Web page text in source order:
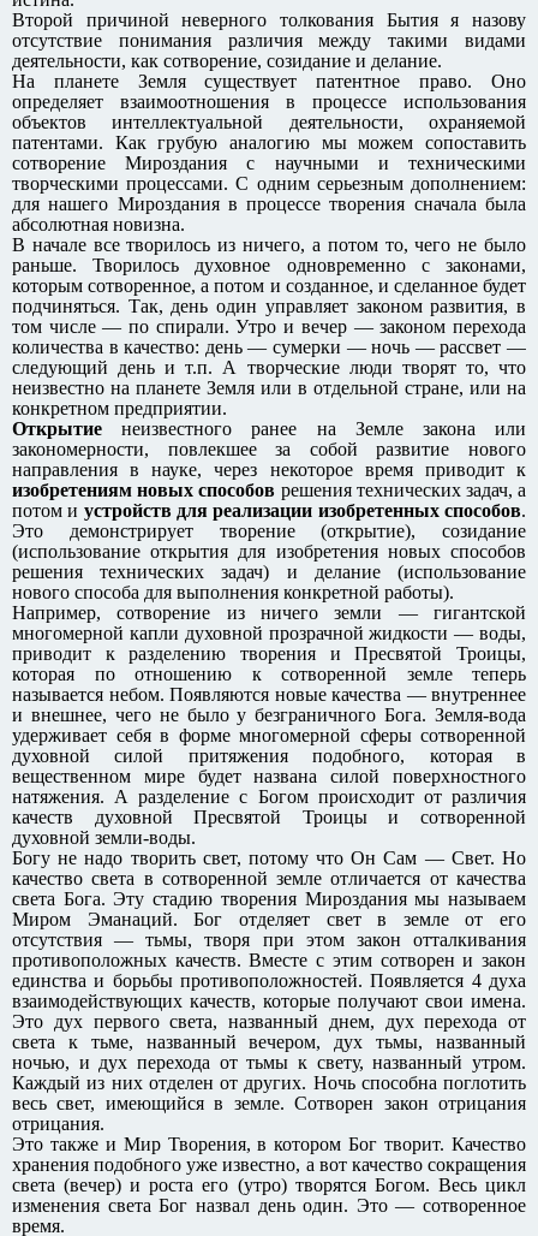
Второй причиной неверного толкования Бытия я назову
отсутствие понимания различия между такими видами
деятельности, как сотворение, созидание и делание.
На планете Земля существует патентное право. Оно
определяет взаимоотношения в процессе использования
объектов интеллектуальной деятельности, охраняемой
патентами. Как грубую аналогию мы можем сопоставить
сотворение Мироздания с научными и техническими
творческими процессами. С одним серьезным дополнением:
для нашего Мироздания в процессе творения сначала была
абсолютная новизна.
В начале все творилось из ничего, а потом то, чего не было
раньше. Творилось духовное одновременно с законами,
которым сотворенное, а потом и созданное, и сделанное будет
подчиняться. Так, день один управляет законом развития, в
том числе — по спирали. Утро и вечер — законом перехода
количества в качество: день — сумерки — ночь — рассвет —
следующий день и т.п. А творческие люди творят то, что
неизвестно на планете Земля или в отдельной стране, или на
конкретном предприятии.
Открытие неизвестного ранее на Земле закона или
закономерности, повлекшее за собой развитие нового
направления в науке, через некоторое время приводит к
изобретениям новых способов решения технических задач, а
потом и устройств для реализации изобретенных способов.
Это демонстрирует творение (открытие), созидание
(использование открытия для изобретения новых способов
решения технических задач) и делание (использование
нового способа для выполнения конкретной работы).
Например, сотворение из ничего земли — гигантской
многомерной капли духовной прозрачной жидкости — воды,
приводит к разделению творения и Пресвятой Троицы,
которая по отношению к сотворенной земле теперь
называется небом. Появляются новые качества — внутреннее
и внешнее, чего не было у безграничного Бога. Земля-вода
удерживает себя в форме многомерной сферы сотворенной
духовной силой притяжения подобного, которая в
вещественном мире будет названа силой поверхностного
натяжения. А разделение с Богом происходит от различия
качеств духовной Пресвятой Троицы и сотворенной
духовной земли-воды.
Богу не надо творить свет, потому что Он Сам — Свет. Но
качество света в сотворенной земле отличается от качества
света Бога. Эту стадию творения Мироздания мы называем
Миром Эманаций. Бог отделяет свет в земле от его
отсутствия — тьмы, творя при этом закон отталкивания
противоположных качеств. Вместе с этим сотворен и закон
единства и борьбы противоположностей. Появляется 4 духа
взаимодействующих качеств, которые получают свои имена.
Это дух первого света, названный днем, дух перехода от
света к тьме, названный вечером, дух тьмы, названный
ночью, и дух перехода от тьмы к свету, названный утром.
Каждый из них отделен от других. Ночь способна поглотить
весь свет, имеющийся в земле. Сотворен закон отрицания
отрицания.
Это также и Мир Творения, в котором Бог творит. Качество
хранения подобного уже известно, а вот качество сокращения
света (вечер) и роста его (утро) творятся Богом. Весь цикл
изменения света Бог назвал день один. Это — сотворенное
время.